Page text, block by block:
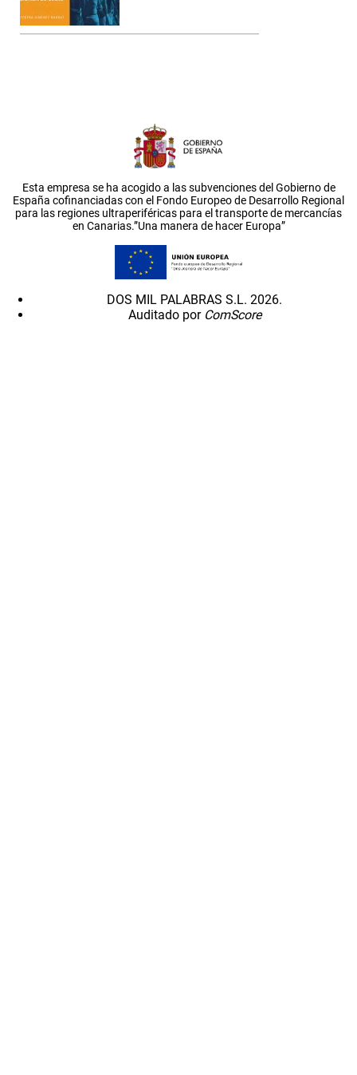
Esta empresa se ha acogido a las subvenciones del Gobierno de
España cofinanciadas con el Fondo Europeo de Desarrollo Regional
para las regiones ultraperiféricas para el transporte de mercancías
en Canarias.”Una manera de hacer Europa”
DOS MIL PALABRAS S.L. 2026.
Auditado por ComScore